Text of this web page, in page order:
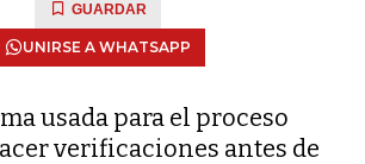
GUARDAR
UNIRSE A WHATSAPP
usada para el proceso
verificaciones antes de